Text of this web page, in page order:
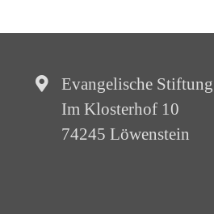
Evangelische
Im Klosterhof 10
74245 Löwenstein